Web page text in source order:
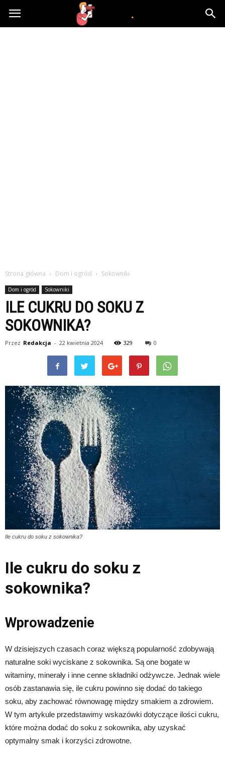
atvn.pl
Strona główna Dom i ogród Sokowniki
Dom i ogród Sokowniki
ILE CUKRU DO SOKU Z
SOKOWNIKA?
Przez Redakcja - 22 kwietnia 2024 329 0
Ile cukru do soku z sokownika?
Ile cukru do soku z
sokownika?
Wprowadzenie
W dzisiejszych czasach coraz większą popularność zdobywają
naturalne soki wyciskane z sokownika. Są one bogate w
witaminy, minerały i inne cenne składniki odżywcze. Jednak wiele
osób zastanawia się, ile cukru powinno się dodać do takiego
soku, aby zachować równowagę między smakiem a zdrowiem.
W tym artykule przedstawimy wskazówki dotyczące ilości cukru,
które można dodać do soku z sokownika, aby uzyskać
optymalny smak i korzyści zdrowotne.